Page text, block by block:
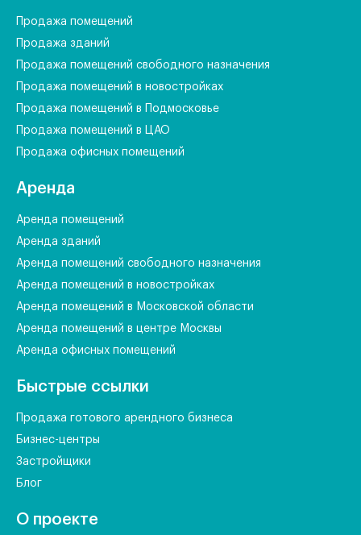
Продажа помещений
Продажа зданий
Продажа помещений свободного назначения
Продажа помещений в новостройках
Продажа помещений в Подмосковье
Продажа помещений в ЦАО
Продажа офисных помещений
Аренда
Аренда помещений
Аренда зданий
Аренда помещений свободного назначения
Аренда помещений в новостройках
Аренда помещений в Московской области
Аренда помещений в центре Москвы
Аренда офисных помещений
Быстрые ссылки
Продажа готового арендного бизнеса
Бизнес-центры
Застройщики
Блог
О проекте